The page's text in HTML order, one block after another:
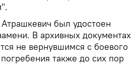
был удостоен
В архивных документах
не вернувшимся с боевого
также до сих пор